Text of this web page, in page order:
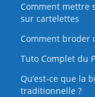
Comment mettre
sur cartelettes
Comment broder
Tuto Complet du
Qu’est-ce que la
traditionnelle ?